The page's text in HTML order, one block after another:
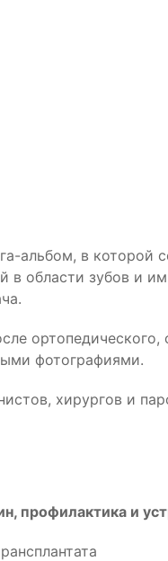
альбом, в которой
области зубов и
ортопедического,
фотографиями.
хирургов и
профилактика и